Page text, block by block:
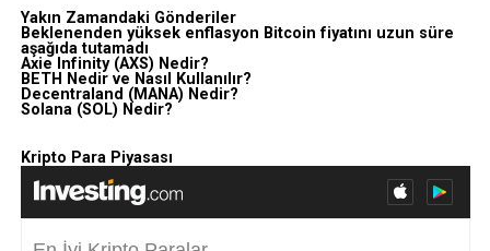
Yakın Zamandaki Gönderiler
Beklenenden yüksek enflasyon Bitcoin fiyatını uzun süre
aşağıda tutamadı
Axie Infinity (AXS) Nedir?
BETH Nedir ve Nasıl Kullanılır?
Decentraland (MANA) Nedir?
Solana (SOL) Nedir?
Kripto Para Piyasası